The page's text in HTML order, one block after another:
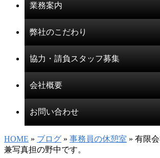
業務案内
弊社のこだわり
協力・請負スタッフ募集
会社概要
お問い合わせ
HOME » ブログ » 事務員の休憩室 » 有限
兼写真担の野中です。